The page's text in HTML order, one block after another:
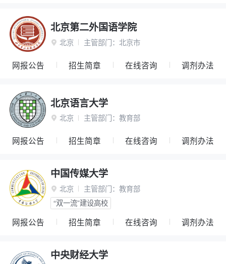
北京第二外国语学院
 北京 主管部门： 北京市
网报公告 招生简章 在线咨询 调剂办法
北京语言大学
 北京 主管部门： 教育部
网报公告 招生简章 在线咨询 调剂办法
中国传媒大学
 北京 主管部门： 教育部
“双一流”建设高校
网报公告 招生简章 在线咨询 调剂办法
中央财经大学